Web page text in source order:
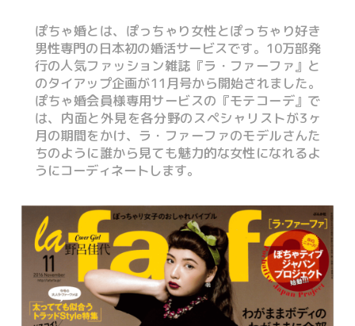
ぽちゃ婚とは、ぽっちゃり女性とぽっちゃり好き
男性専門の日本初の婚活サービスです。10万部発
行の人気ファッション雑誌『ラ・ファーファ』と
のタイアップ企画が11月号から開始されました。
ぽちゃ婚会員様専用サービスの『モテコーデ』で
は、内面と外見を各分野のスペシャリストが3ヶ
月の期間をかけ、ラ・ファーファのモデルさんた
ちのように誰から見ても魅力的な女性になれるよ
うにコーディネートします。